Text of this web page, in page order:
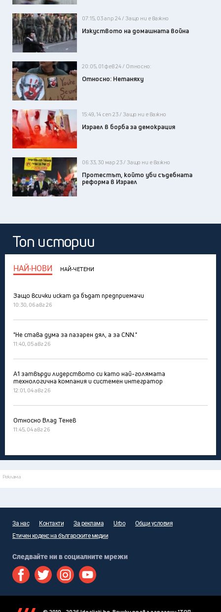
07:15, 03 апр 24 / Защо ни е важно
Изкуството на домашната война
20:05, 01 фев 24 / Относно:
Относно: Нетаняху
15:49, 14 сеп 23 / Защо ни е важно
Израел в борба за демокрация
06:33, 30 мар 23 / Защо ни е важно
Протестът, който уби съдебната
реформа в Израел
Топ истории
НАЙ-НОВИ НАЙ-ЧЕТЕНИ
Защо всички искат да бъдат предприемачи
10:30, 06 авг 26
"Не става дума за пазарен дял, а за CNN."
11:40, 05 авг 26
А1 затвърди лидерството си като най-голямата
технологична компания и системен интегратор
12:01, 04 авг 26
Относно Влад Тенев
11:45, 04 авг 26
Реклама
За нас Контакти За реклама Urbo
Общи условия
Етичен кодекс на българските медии
Следвайте ни в социалните мрежи